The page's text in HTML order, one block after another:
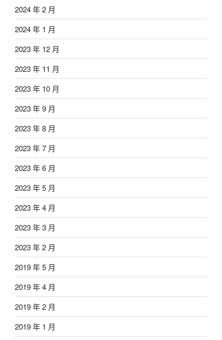
2024 年 2 月
2024 年 1 月
2023 年 12 月
2023 年 11 月
2023 年 10 月
2023 年 9 月
2023 年 8 月
2023 年 7 月
2023 年 6 月
2023 年 5 月
2023 年 4 月
2023 年 3 月
2023 年 2 月
2019 年 5 月
2019 年 4 月
2019 年 2 月
2019 年 1 月